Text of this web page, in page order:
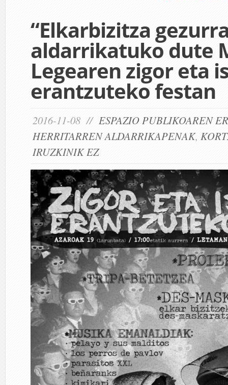
“Elkarbizitza
aldarrikatuko dute
Legearen zigor eta
erantzuteko festan
2016-11-08 // ESPAZIO PUBLIKOAREN
HERRITARREN ALDARRIKAPENAK,
IRUZKINIK EZ